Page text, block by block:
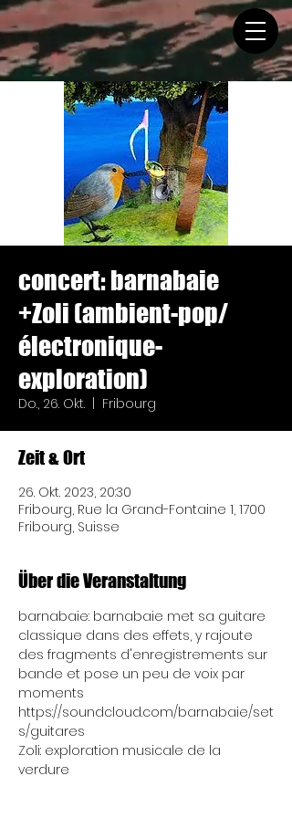
concert: barnabaie
+Zoli (ambient-pop/
électronique-
exploration)
Do., 26. Okt. Fribourg
Zeit & Ort
26. Okt. 2023, 20:30
Fribourg, Rue la Grand-Fontaine 1, 1700
Fribourg, Suisse
Über die Veranstaltung
barnabaie: barnabaie met sa guitare
classique dans des effets, y rajoute
des fragments d'enregistrements sur
bande et pose un peu de voix par
moments
https://soundcloud.com/barnabaie/set
s/guitares
Zoli: exploration musicale de la
verdure